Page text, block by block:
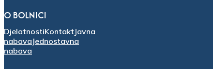
O BOLNICI
DjelatnostiKontakt Javna
nabava Jednostavna
nabava